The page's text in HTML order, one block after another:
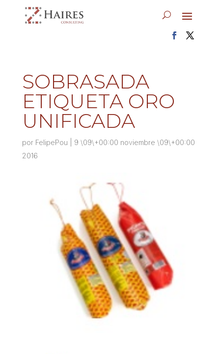
SOBRASADA
ETIQUETA ORO
UNIFICADA
por FelipePou
9 \09\+00:00 noviembre \09\+00:00
2016